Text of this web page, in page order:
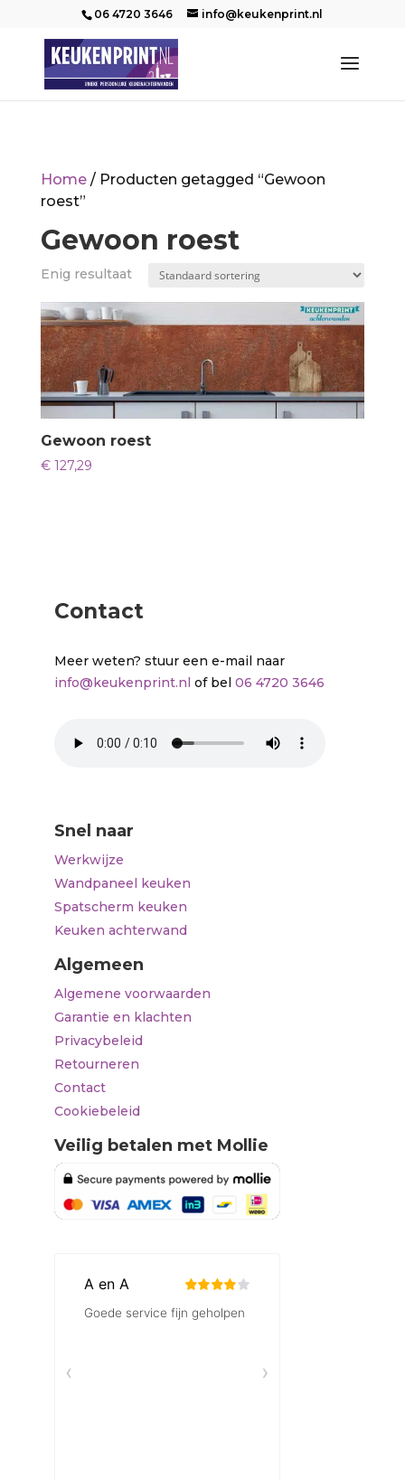
06 4720 3646 info@keukenprint.nl
Home/ Producten getagged “Gewoon
roest”
Gewoon roest
Enig resultaat
Gewoon roest
€127,29
Contact
Meer weten? stuur een e-mail naar
info@keukenprint.nl of bel 06 4720 3646
Snel naar
Werkwijze
Wandpaneel keuken
Spatscherm keuken
Keuken achterwand
Algemeen
Algemene voorwaarden
Garantie en klachten
Privacybeleid
Retourneren
Contact
Cookiebeleid
Veilig betalen met Mollie